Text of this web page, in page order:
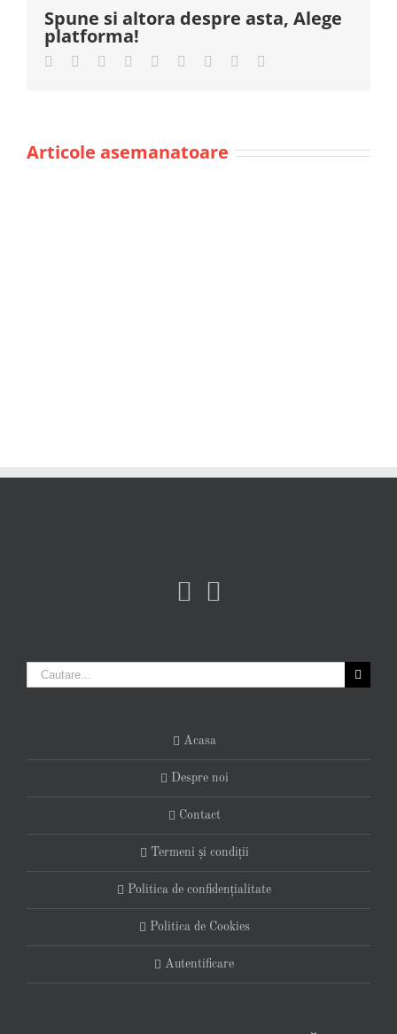
Spune si altora despre asta, Alege
platforma!
Facebook
TwitterLinkedIn
Reddit Whatsapp
TumblrPinterest
Articole asemanatoare
Cautare...
Acasa
Despre noi
Contact
Termeni și condiții
Politica de confidențialitate
Politica de Cookies
Autentificare